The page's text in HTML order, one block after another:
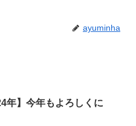
ayuminha
年】今年もよろしくに